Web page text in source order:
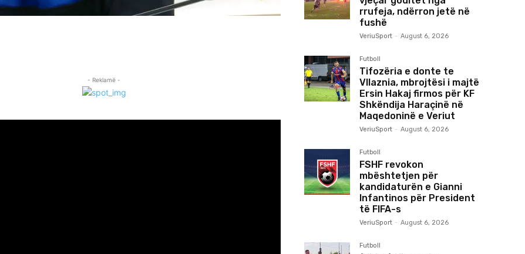
- Reklamë -
rrufeja, ndërron jetë në
fushë
VeriuSport - August 6, 2026
Futboll
Tifozëria e donte te
Vllaznia, mbrojtësi i majtë
Ersin Hakaj firmos për KF
Shkëndija Haraçinë në
Maqedoninë e Veriut
VeriuSport - August 6, 2026
Futboll
FSHF revokon
mbështetjen për
kandidaturën e Gianni
Infantinos për President
të FIFA-s
VeriuSport - August 6, 2026
Futboll